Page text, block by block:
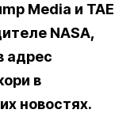
Media и TAE
NASA,
адрес
в
новостях.